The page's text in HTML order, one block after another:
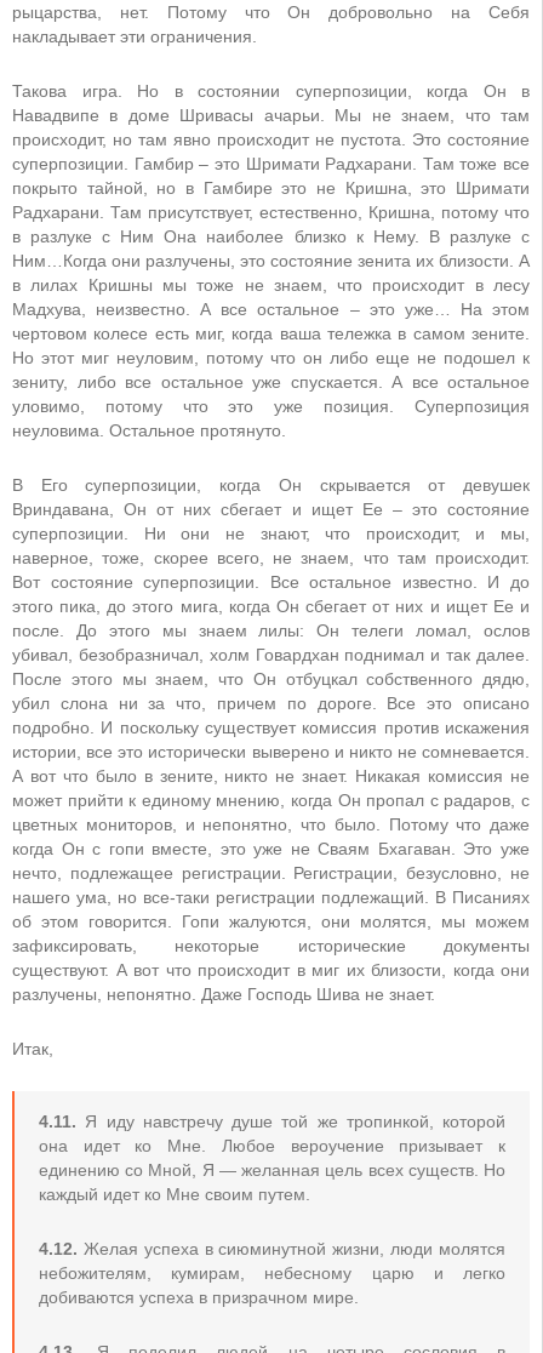
рыцарства, нет. Потому что Он добровольно на Себя
накладывает эти ограничения.
Такова игра. Но в состоянии суперпозиции, когда Он в
Навадвипе в доме Шривасы ачарьи. Мы не знаем, что там
происходит, но там явно происходит не пустота. Это состояние
суперпозиции. Гамбир – это Шримати Радхарани. Там тоже все
покрыто тайной, но в Гамбире это не Кришна, это Шримати
Радхарани. Там присутствует, естественно, Кришна, потому что
в разлуке с Ним Она наиболее близко к Нему. В разлуке с
Ним…Когда они разлучены, это состояние зенита их близости. А
в лилах Кришны мы тоже не знаем, что происходит в лесу
Мадхува, неизвестно. А все остальное – это уже… На этом
чертовом колесе есть миг, когда ваша тележка в самом зените.
Но этот миг неуловим, потому что он либо еще не подошел к
зениту, либо все остальное уже спускается. А все остальное
уловимо, потому что это уже позиция. Суперпозиция
неуловима. Остальное протянуто.
В Его суперпозиции, когда Он скрывается от девушек
Вриндавана, Он от них сбегает и ищет Ее – это состояние
суперпозиции. Ни они не знают, что происходит, и мы,
наверное, тоже, скорее всего, не знаем, что там происходит.
Вот состояние суперпозиции. Все остальное известно. И до
этого пика, до этого мига, когда Он сбегает от них и ищет Ее и
после. До этого мы знаем лилы: Он телеги ломал, ослов
убивал, безобразничал, холм Говардхан поднимал и так далее.
После этого мы знаем, что Он отбуцкал собственного дядю,
убил слона ни за что, причем по дороге. Все это описано
подробно. И поскольку существует комиссия против искажения
истории, все это исторически выверено и никто не сомневается.
А вот что было в зените, никто не знает. Никакая комиссия не
может прийти к единому мнению, когда Он пропал с радаров, с
цветных мониторов, и непонятно, что было. Потому что даже
когда Он с гопи вместе, это уже не Сваям Бхагаван. Это уже
нечто, подлежащее регистрации. Регистрации, безусловно, не
нашего ума, но все-таки регистрации подлежащий. В Писаниях
об этом говорится. Гопи жалуются, они молятся, мы можем
зафиксировать, некоторые исторические документы
существуют. А вот что происходит в миг их близости, когда они
разлучены, непонятно. Даже Господь Шива не знает.
Итак,
4.11. Я иду навстречу душе той же тропинкой, которой
она идет ко Мне. Любое вероучение призывает к
единению со Мной, Я — желанная цель всех существ. Но
каждый идет ко Мне своим путем.
4.12. Желая успеха в сиюминутной жизни, люди молятся
небожителям, кумирам, небесному царю и легко
добиваются успеха в призрачном мире.